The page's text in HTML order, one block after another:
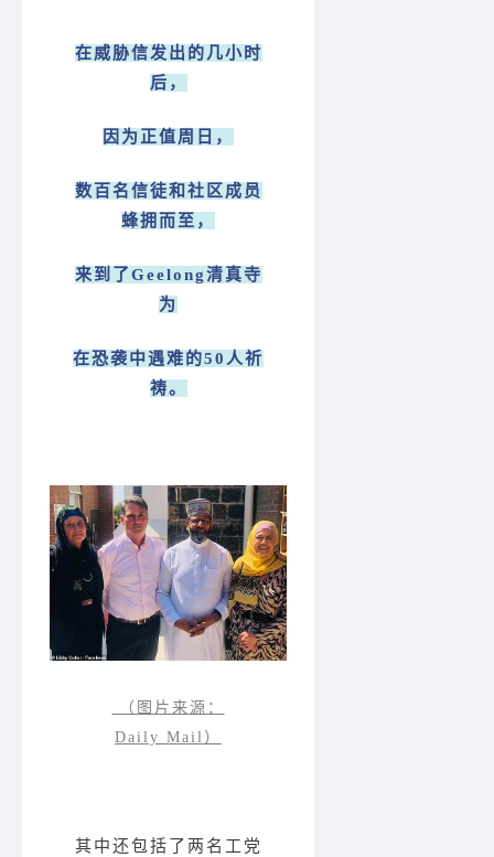
在威胁信发出的几小时
后，
因为正值周日，
数百名信徒和社区成员
蜂拥而至，
来到了Geelong清真寺
为
在恐袭中遇难的50人祈
祷。
（图片来源：
Daily Mail）
其中还包括了两名工党